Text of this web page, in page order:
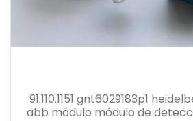
91.110.1151 gnt6029183p1
abb módulo módulo de